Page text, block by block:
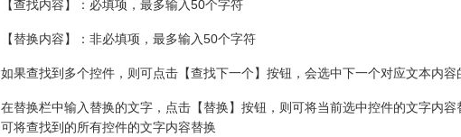
【查找内容】：必填项，最多输入50个字符
【替换内容】：非必填项，最多输入50个字符
如果查找到多个控件，则可点击【查找下一个】按钮，会选中下一个对应文本内容
在替换栏中输入替换的文字，点击【替换】按钮，则可将当前选中控件的文字内容
可将查找到的所有控件的文字内容替换